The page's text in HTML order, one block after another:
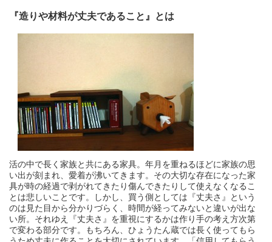
『造りや材料が丈夫であること』とは
活の中で長く家族と共にある家具。年月を重ねるほどに家族の思
い出が刻まれ、愛着が沸いてきます。その大切な存在になった家
具が時の経過で剥がれてきたり傷んできたりして使えなくなるこ
とは悲しいことです。しかし、買う側としては『丈夫さ』という
のは見た目から分かりづらく、時間が経ってみないと違いが出な
い所。それゆえ『丈夫さ』を重視にするかは作り手の考え方次第
で変わる部分です。もちろん、ひょうたん蔵では長く使ってもら